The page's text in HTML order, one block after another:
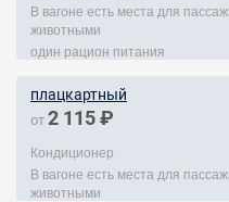
В вагоне есть места для
животными
один рацион питания
плацкартный
от 2 115 ₽
Кондиционер
В вагоне есть места для
животными